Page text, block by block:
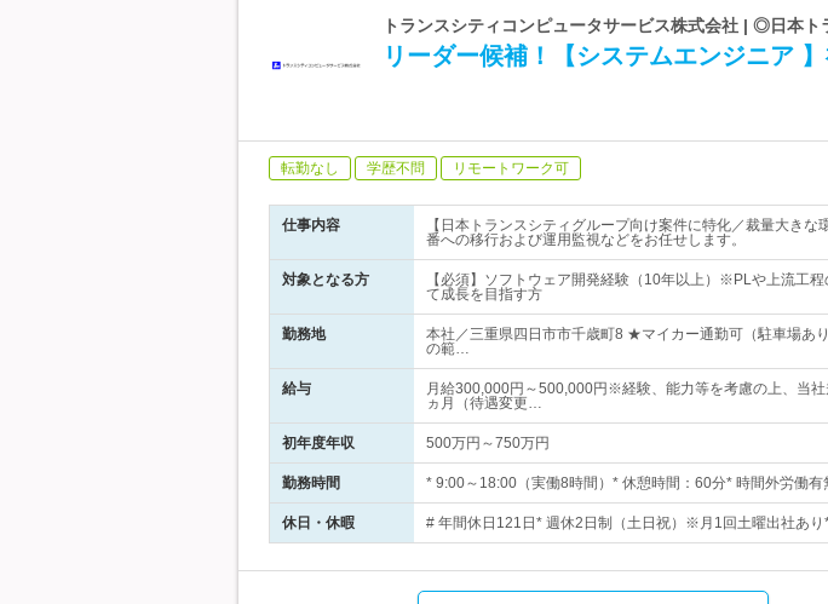
トランスシティコンピュータサービス株式会社 | ◎日本
リーダー候補！【システムエンジニア
転勤なし 学歴不問 リモートワーク可
仕事内容
【日本トランスシティグループ向け案件に特化／裁量大き
番への移行および運用監視などをお任せします。
対象となる方
【必須】ソフトウェア開発経験（10年以上）※PLや上流工
て成長を目指す方
勤務地
本社／三重県四日市市千歳町8 ★マイカー通勤可（駐車場あ
の範…
給与
月給300,000円～500,000円※経験、能力等を考慮の上、当
ヵ月（待遇変更…
初年度年収 500万円～750万円
勤務時間 * 9:00～18:00（実働8時間）* 休憩時間：60分* 時間外労働
休日・休暇 # 年間休日121日* 週休2日制（土日祝）※月1回土曜出社あ